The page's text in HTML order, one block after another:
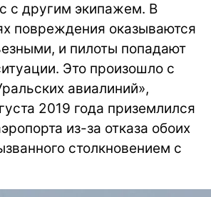
с другим экипажем. В
повреждения оказываются
и пилоты попадают
Это произошло с
авиалиний»,
2019 года приземлился
из-за отказа обоих
столкновением с